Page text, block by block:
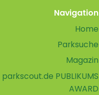
Navigation
Home
Parksuche
Magazin
parkscout.de PUBLIKUMS
AWARD